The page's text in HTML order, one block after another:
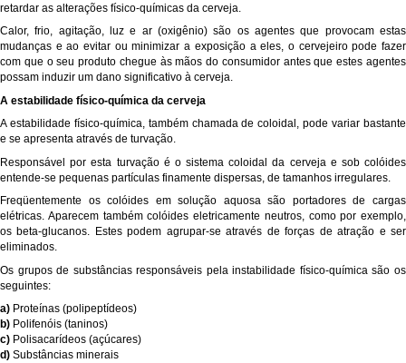
retardar as alterações físico-químicas da cerveja.
Calor, frio, agitação, luz e ar (oxigênio) são os agentes que provocam estas
mudanças e ao evitar ou minimizar a exposição a eles, o cervejeiro pode fazer
com que o seu produto chegue às mãos do consumidor antes que estes agentes
possam induzir um dano significativo à cerveja.
A estabilidade físico-química da cerveja
A estabilidade físico-química, também chamada de coloidal, pode variar bastante
e se apresenta através de turvação.
Responsável por esta turvação é o sistema coloidal da cerveja e sob colóides
entende-se pequenas partículas finamente dispersas, de tamanhos irregulares.
Freqüentemente os colóides em solução aquosa são portadores de cargas
elétricas. Aparecem também colóides eletricamente neutros, como por exemplo,
os beta-glucanos. Estes podem agrupar-se através de forças de atração e ser
eliminados.
Os grupos de substâncias responsáveis pela instabilidade físico-química são os
seguintes:
a) Proteínas (polipeptídeos)
b) Polifenóis (taninos)
c) Polisacarídeos (açúcares)
d) Substâncias minerais